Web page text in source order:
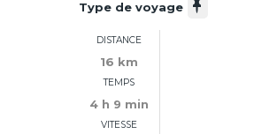
Type de voyage
DISTANCE
16 km
TEMPS
4 h 9 min
VITESSE